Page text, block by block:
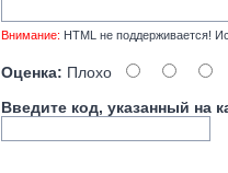
Внимание: HTML не поддерживается!
Оценка: Плохо
Введите код, указанный на